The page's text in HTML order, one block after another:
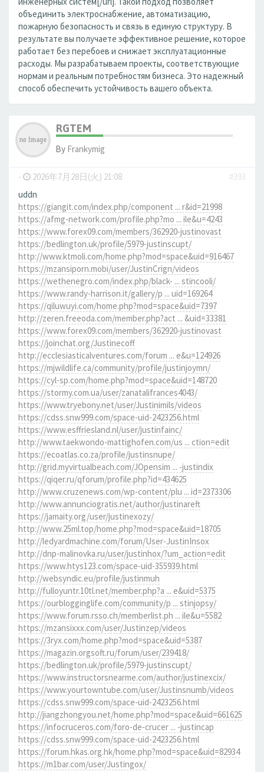
объединить электроснабжение, автоматизацию,
пожарную безопасность и связь в единую структуру. В
результате вы получаете эффективное решение, которое
работает без перебоев и снижает эксплуатационные
расходы. Мы разрабатываем проекты, соответствующие
нормам и реальным потребностям бизнеса. Это надежный
способ обеспечить устойчивость вашего объекта.
RGTEM
By Frankymig
- 2026年7月28日(火) 21:08
#393
uddn
https://giangit.com/index.php/component ... r&id=21998
https://afmg-network.com/profile.php?mo ... ile&u=4243
https://www.forex09.com/members/362920-justinovast
https://bedlington.uk/profile/5979-justinscupt/
http://www.ktmoli.com/home.php?mod=space&uid=916467
https://mzansiporn.mobi/user/JustinCrign/videos
https://wethenegro.com/index.php/black- ... stincooli/
https://www.randy-harrison.it/gallery/p ... uid=169264
https://qiluwuyi.com/home.php?mod=space&uid=7397
http://zeren.freeoda.com/member.php?act ... &uid=33381
https://www.forex09.com/members/362920-justinovast
https://joinchat.org/Justinecoff
http://ecclesiasticalventures.com/forum ... e&u=124926
https://mjwildlife.ca/community/profile/justinjoymn/
https://cyl-sp.com/home.php?mod=space&uid=148720
https://stormy.com.ua/user/zanatalifrances4043/
https://www.tryebony.net/user/Justinimils/videos
https://cdss.snw999.com/space-uid-2423256.html
https://www.esffriesland.nl/user/justinfainc/
http://www.taekwondo-mattighofen.com/us ... ction=edit
https://ecoatlas.co.za/profile/justinsnupe/
http://grid.myvirtualbeach.com/JOpensim ... -justindix
https://qiqer.ru/qforum/profile.php?id=434625
http://www.cruzenews.com/wp-content/plu ... id=2373306
http://www.annunciogratis.net/author/justinareft
https://jamaity.org/user/justinexozy/
http://www.25ml.top/home.php?mod=space&uid=18705
http://ledyardmachine.com/forum/User-JustinInsox
http://dnp-malinovka.ru/user/justinhox/?um_action=edit
https://www.htys123.com/space-uid-355939.html
http://websyndic.eu/profile/justinmuh
http://fulloyuntr.10tl.net/member.php?a ... e&uid=5375
https://ourblogginglife.com/community/p ... stinjopsy/
https://www.forum.rsso.ch/memberlist.ph ... ile&u=5582
https://mzansixxx.com/user/Justinzep/videos
https://3ryx.com/home.php?mod=space&uid=5387
https://magazin.orgsoft.ru/forum/user/239418/
https://bedlington.uk/profile/5979-justinscupt/
https://www.instructorsnearme.com/author/justinexcix/
https://www.yourtowntube.com/user/Justinsnumb/videos
https://cdss.snw999.com/space-uid-2423256.html
http://jiangzhongyou.net/home.php?mod=space&uid=661625
https://infocruceros.com/foro-de-crucer ... -justincap
https://cdss.snw999.com/space-uid-2423256.html
https://forum.hkas.org.hk/home.php?mod=space&uid=82934
https://m1bar.com/user/Justingox/